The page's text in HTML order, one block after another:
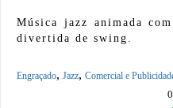
Música jazz animada com
divertida de swing.
Engraçado, Jazz, Comercial e